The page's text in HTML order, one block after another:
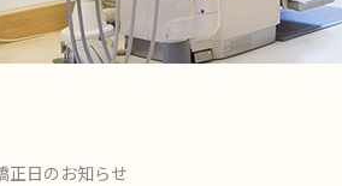
正日のお知らせ